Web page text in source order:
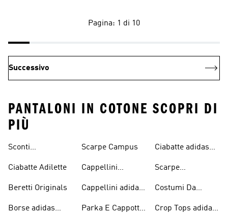
Pagina: 1 di 10
Successivo
PANTALONI IN COTONE SCOPRI DI
PIÙ
Sconti
adidas Originals
Ciabatte Adilette
Beretti Originals
Borse adidas
Scarpe Campus
Cappellini
Cappellini adidas
Parka E Cappotti
Ciabatte adidas
Scarpe
Costumi Da
Crop Tops adidas